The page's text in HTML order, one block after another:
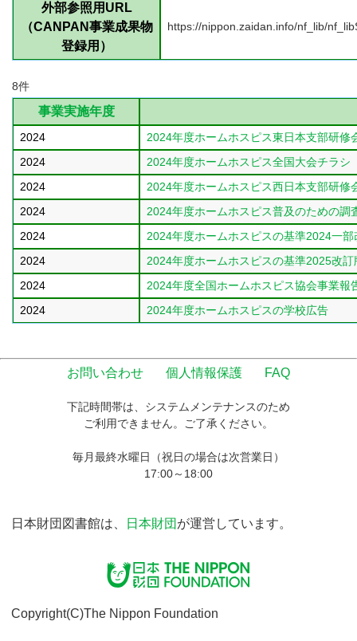
外部参照用URL
（CANPAN事業成果物
登録用）
https://nippon.zaidan.info/nf_lib/
8件
事業実施年度
2024
2024年度ホームホスピス東日本支部研修
2024
2024年度ホームホスピス全国大会チラシ
2024
2024年度ホームホスピス西日本支部研修
2024
2024年度ホームホスピス普及のための調
2024
2024年度ホームホスピスの基準2024一部
2024
2024年度ホームホスピスの基準2025改訂
2024
2024年度全国ホームホスピス協会事業報
2024
2024年度ホームホスピスの学校広告
お問い合わせ 個人情報保護 FAQ
下記時間帯は、システムメンテナンスのため
ご利用できません。ご了承ください。
毎月最終水曜日（祝日の場合は次営業日）
17:00～18:00
日本財団図書館は、 日本財団 が運営しています。
Copyright(C)The Nippon Foundation